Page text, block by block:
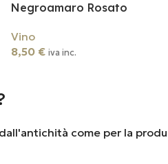
Negroamaro Rosato
Vino
8,50 € iva inc.
come per la